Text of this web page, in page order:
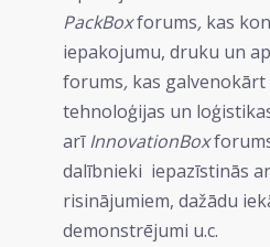
PackBoxforums,kas
iepakojumu, druku un
forums,kas galvenokārt
tehnoloģijas un
arīInnovationBox
dalībnieki iepazīstinās
risinājumiem, dažādu
demonstrējumi u.c.